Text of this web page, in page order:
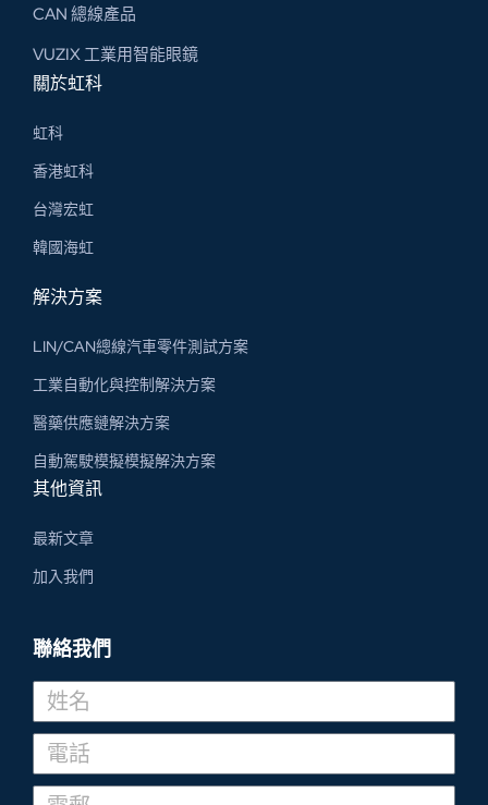
CAN 總線​產品
VUZIX 工業用智能眼鏡
關於虹科
虹科
香港虹科
台灣宏虹
韓國海虹
解決方案
LIN/CAN總線汽車零件測試方案
工業自動化與控制解決方案
醫藥供應鏈解決方案
自動駕駛模擬模擬解決方案
其他資訊
最新文章
加入我們
聯絡我們